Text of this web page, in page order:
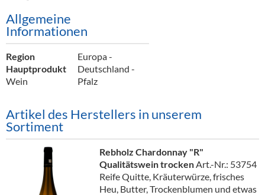
Allgemeine
Informationen
Region
Europa -
Deutschland -
Pfalz
Hauptprodukt
Wein
Artikel des Herstellers in unserem
Sortiment
Rebholz Chardonnay "R"
Qualitätswein trockenArt.-Nr.: 53754
Reife Quitte, Kräuterwürze, frisches
Heu, Butter, Trockenblumen und etwas